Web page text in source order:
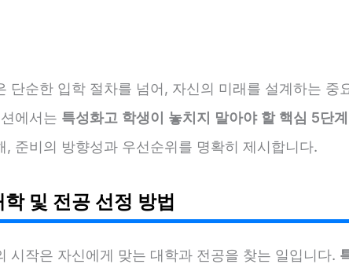
단순한 입학 절차를 넘어, 자신의 미래를 설계하는 중
에서는 특성화고 학생이 놓치지 말아야 할 핵심 5단계
, 준비의 방향성과 우선순위를 명확히 제시합니다.
및 전공 선정 방법
시작은 자신에게 맞는 대학과 전공을 찾는 일입니다.